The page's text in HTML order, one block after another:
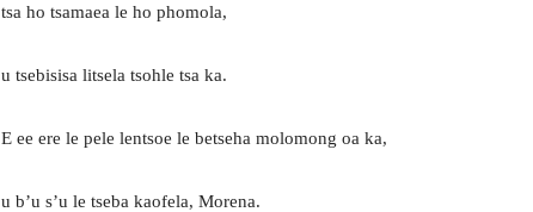
tsa ho tsamaea le ho phomola,
u tsebisisa litsela tsohle tsa ka.
E ee ere le pele lentsoe le betseha molomong oa ka,
u b’u s’u le tseba kaofela, Morena.